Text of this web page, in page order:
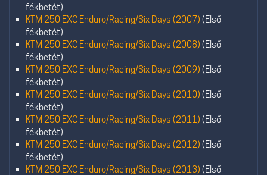
fékbetét)
KTM 250 EXC Enduro/Racing/Six Days (2007) (Első
fékbetét)
KTM 250 EXC Enduro/Racing/Six Days (2008) (Első
fékbetét)
KTM 250 EXC Enduro/Racing/Six Days (2009) (Első
fékbetét)
KTM 250 EXC Enduro/Racing/Six Days (2010) (Első
fékbetét)
KTM 250 EXC Enduro/Racing/Six Days (2011) (Első
fékbetét)
KTM 250 EXC Enduro/Racing/Six Days (2012) (Első
fékbetét)
KTM 250 EXC Enduro/Racing/Six Days (2013) (Első